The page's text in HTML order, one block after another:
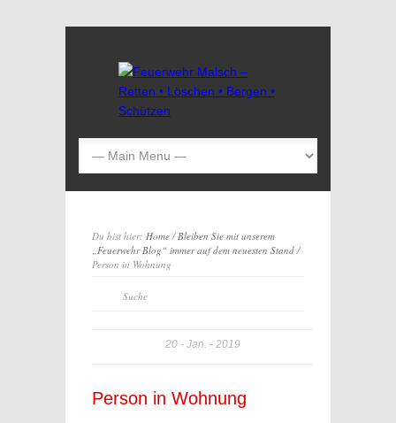
Du bist hier: Home/Bleiben Sie mit unserem
„Feuerwehr Blog“ immer auf dem neuesten Stand/
Person in Wohnung
20 Jan. 2019
Person in Wohnung